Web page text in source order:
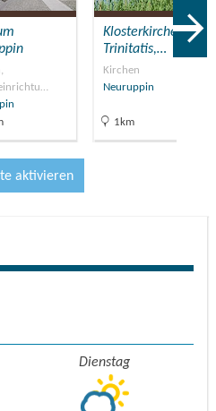
Klosterkirche St.
Trinitatis,…
Kirchen
Neuruppin
1km
aktivieren
Dienstag